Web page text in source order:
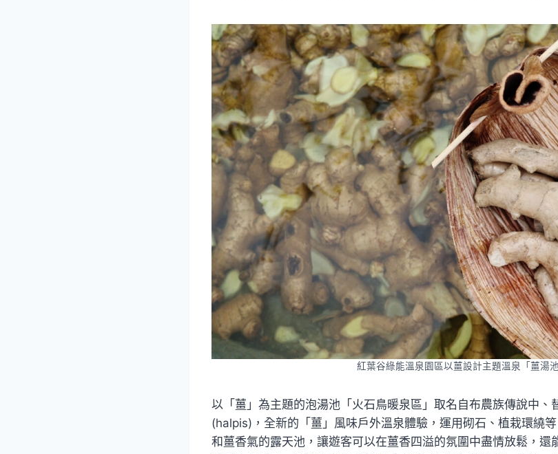
紅葉谷綠能溫泉園區以薑設計主題溫泉「薑湯池
以「薑」為主題的泡湯池「火石鳥暖泉區」取名自布農族傳說中、
(halpis)，全新的「薑」風味戶外溫泉體驗，運用砌石、植栽環繞
和薑香氣的露天池，讓遊客可以在薑香四溢的氛圍中盡情放鬆，還